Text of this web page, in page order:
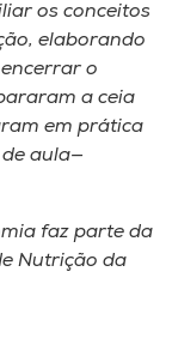
os conceitos
elaborando
o
a ceia
em prática
aula—
faz parte da
Nutrição da